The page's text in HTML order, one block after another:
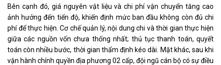
Bên cạnh đó, giá nguyên vật liệu và chi phí vận chuyển tăng cao
ảnh hưởng đến tiến độ, khiến định mức ban đầu không còn đủ chi
phí để thực hiện. Cơ chế quản lý, nội dung chi và thời gian thực hiện
giữa các nguồn vốn chưa thống nhất; thủ tục thanh toán, quyết
toán còn nhiều bước, thời gian thẩm định kéo dài. Mặt khác, sau khi
vận hành chính quyền địa phương 02 cấp, đội ngũ cán bộ có sự điều